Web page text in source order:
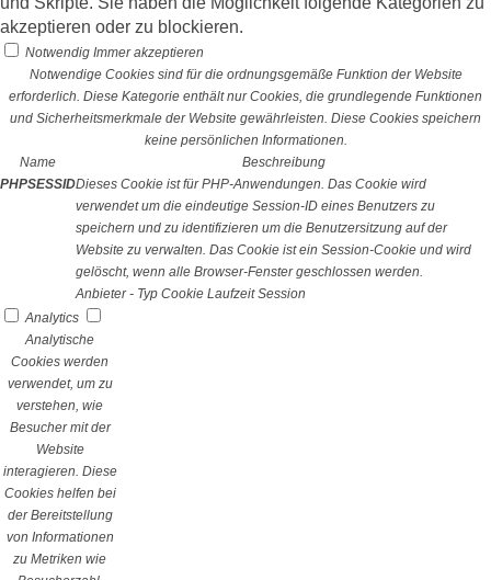
akzeptieren oder zu blockieren.
Notwendig Immer akzeptieren
Notwendige Cookies sind für die ordnungsgemäße Funktion der Website
erforderlich. Diese Kategorie enthält nur Cookies, die grundlegende Funktionen
und Sicherheitsmerkmale der Website gewährleisten. Diese Cookies speichern
keine persönlichen Informationen.
Name
Beschreibung
PHPSESSIDDieses Cookie ist für PHP-Anwendungen. Das Cookie wird
verwendet um die eindeutige Session-ID eines Benutzers zu
speichern und zu identifizieren um die Benutzersitzung auf der
Website zu verwalten. Das Cookie ist ein Session-Cookie und wird
gelöscht, wenn alle Browser-Fenster geschlossen werden.
Anbieter - Typ Cookie Laufzeit Session
Analytics
Analytische
Cookies werden
verwendet, um zu
verstehen, wie
Besucher mit der
Website
interagieren. Diese
Cookies helfen bei
der Bereitstellung
von Informationen
zu Metriken wie